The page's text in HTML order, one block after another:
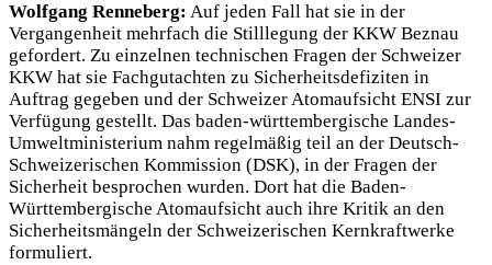
Wolfgang Renneberg: Auf jeden Fall hat sie in der
Vergangenheit mehrfach die Stilllegung der KKW Beznau
gefordert. Zu einzelnen technischen Fragen der Schweizer
KKW hat sie Fachgutachten zu Sicherheitsdefiziten in
Auftrag gegeben und der Schweizer Atomaufsicht ENSI zur
Verfügung gestellt. Das baden-württembergische Landes-
Umweltministerium nahm regelmäßig teil an der Deutsch-
Schweizerischen Kommission (DSK), in der Fragen der
Sicherheit besprochen wurden. Dort hat die Baden-
Württembergische Atomaufsicht auch ihre Kritik an den
Sicherheitsmängeln der Schweizerischen Kernkraftwerke
formuliert.